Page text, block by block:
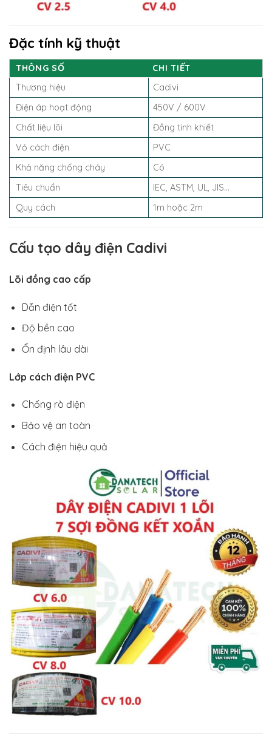
Đặc tính kỹ thuật
THÔNG SỐ
CHI TIẾT
Thương hiệu
Cadivi
Điện áp hoạt động
450V / 600V
Chất liệu lõi
Đồng tinh khiết
Vỏ cách điện
PVC
Khả năng chống cháy
Có
Tiêu chuẩn
IEC, ASTM, UL, JIS…
Quy cách
1m hoặc 2m
Cấu tạo dây điện Cadivi
Lõi đồng cao cấp
Dẫn điện tốt
Độ bền cao
Ổn định lâu dài
Lớp cách điện PVC
Chống rò điện
Bảo vệ an toàn
Cách điện hiệu quả